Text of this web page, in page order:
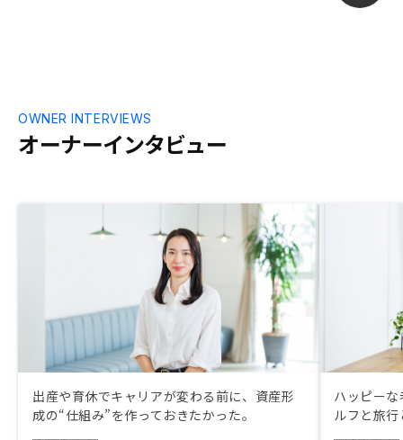
オーナーインタビュー
OWNER INTERVIEWS
出産や育休でキャリアが変わる前に、資産形
成の“仕組み”を作っておきたかった。
ハッピー
ルフと旅